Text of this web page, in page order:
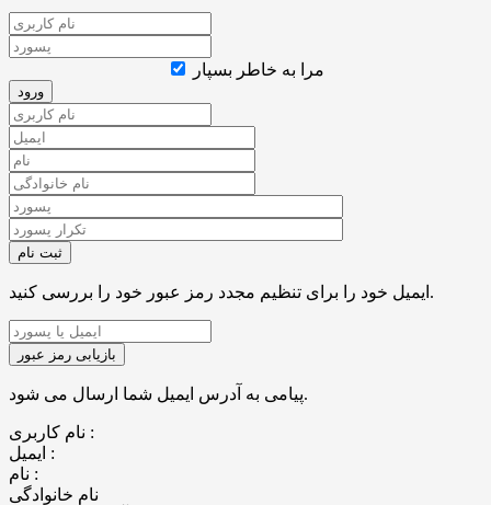
مرا به خاطر بسپار
ایمیل خود را برای تنظیم مجدد رمز عبور خود را بررسی کنید.
پیامی به آدرس ایمیل شما ارسال می شود.
نام کاربری :
ایمیل :
نام :
نام خانوادگی